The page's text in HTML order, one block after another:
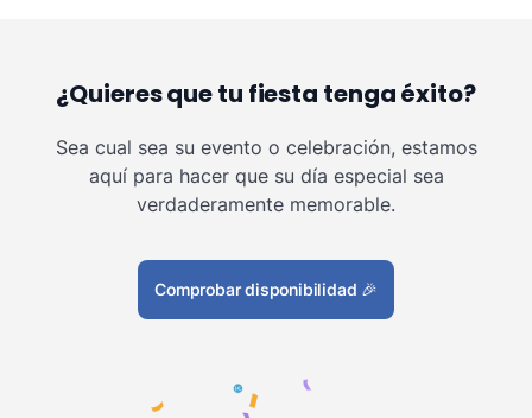
¿Quieres que tu fiesta tenga éxito?
Sea cual sea su evento o celebración, estamos
aquí para hacer que su día especial sea
verdaderamente memorable.
Comprobar disponibilidad 🎉